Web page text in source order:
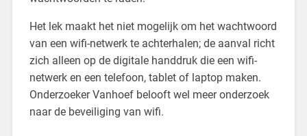
Het lek maakt het niet mogelijk om het wachtwoord
van een wifi-netwerk te achterhalen; de aanval richt
zich alleen op de digitale handdruk die een wifi-
netwerk en een telefoon, tablet of laptop maken.
Onderzoeker Vanhoef belooft wel meer onderzoek
naar de beveiliging van wifi.